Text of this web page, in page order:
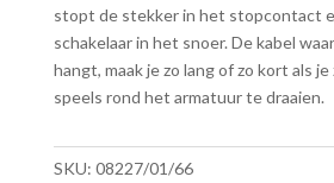
stopt de stekker in het stopcontact
schakelaar in het snoer. De kabel
hangt, maak je zo lang of zo kort als
speels rond het armatuur te draaien.
SKU: 08227/01/66